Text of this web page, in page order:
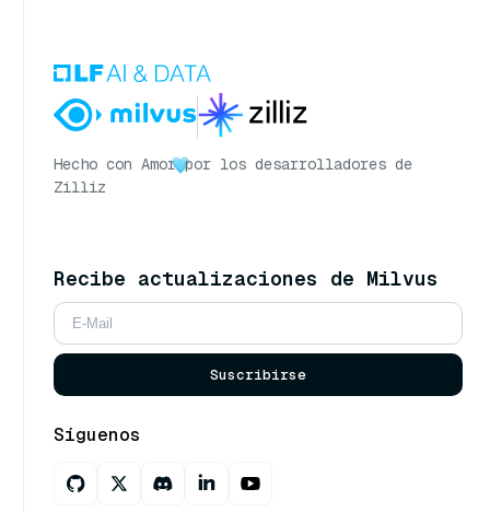
Hecho con Amor por los desarrolladores de
Zilliz
Recibe actualizaciones de Milvus
Suscribirse
Síguenos